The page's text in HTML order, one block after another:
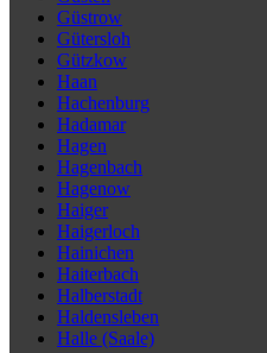
Güstrow
Gütersloh
Gützkow
Haan
Hachenburg
Hadamar
Hagen
Hagenbach
Hagenow
Haiger
Haigerloch
Hainichen
Haiterbach
Halberstadt
Haldensleben
Halle (Saale)